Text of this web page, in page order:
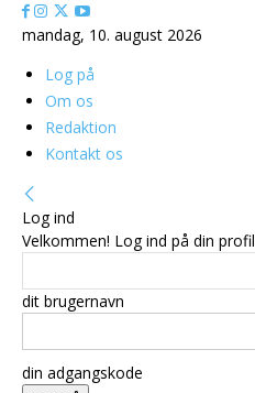
mandag, 10. august 2026
Log på
Om os
Redaktion
Kontakt os
Log ind
Velkommen! Log ind på din profil
dit brugernavn
din adgangskode